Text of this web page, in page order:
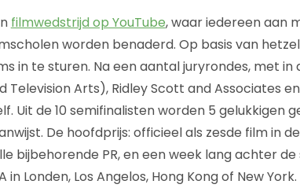
filmwedstrijd op YouTube, waar iedereen aan
worden benaderd. Op basis van
in te sturen. Na een aantal juryrondes, met in
Television Arts), Ridley Scott and Associates
Uit de 10 semifinalisten worden 5 gelukkigen
De hoofdprijs: officieel als zesde film in
bijbehorende PR, en een week lang achter
Londen, Los Angelos, Hong Kong of New